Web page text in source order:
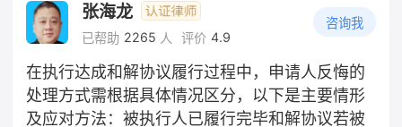
张海龙
已帮助 2265 人 评价 4.9
咨询我
在执行达成和解协议履行过程中，申请人反悔的
处理方式需根据具体情况区分，以下是主要情形
及应对方法：被执行人已履行完毕和解协议若被